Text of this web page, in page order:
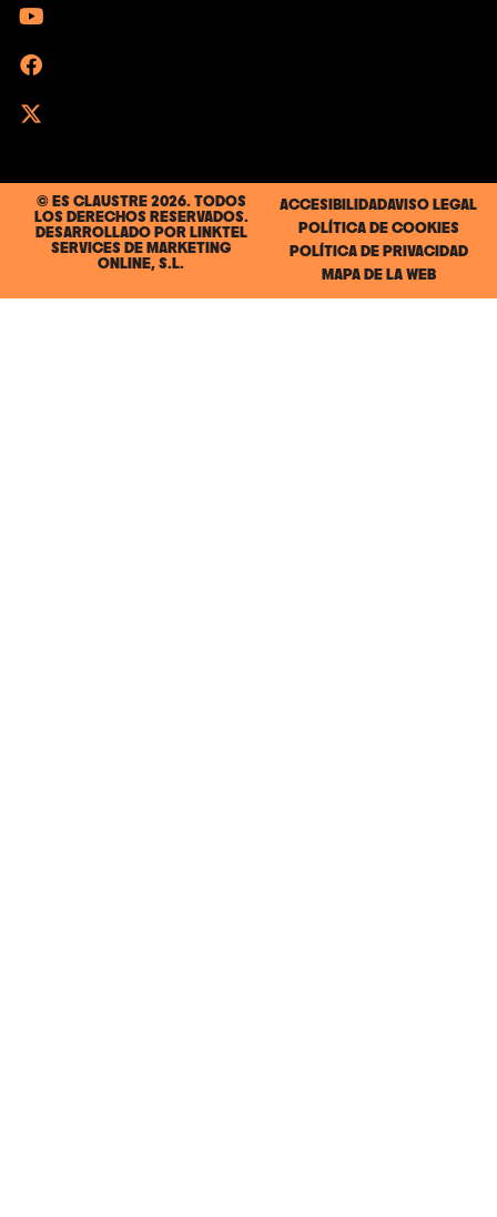
© ES CLAUSTRE 2026. TODOS
LOS DERECHOS RESERVADOS.
DESARROLLADO POR LINKTEL
SERVICES DE MARKETING
ONLINE, S.L.
ACCESIBILIDADAVISO LEGAL
POLÍTICA DE COOKIES
POLÍTICA DE PRIVACIDAD
MAPA DE LA WEB